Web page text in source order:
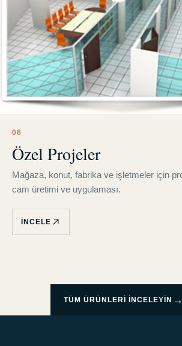
06
Özel Projeler
Mağaza, konut, fabrika ve işletmeler için
cam üretimi ve uygulaması.
İNCELE
TÜM ÜRÜNLERI INCELEYIN →